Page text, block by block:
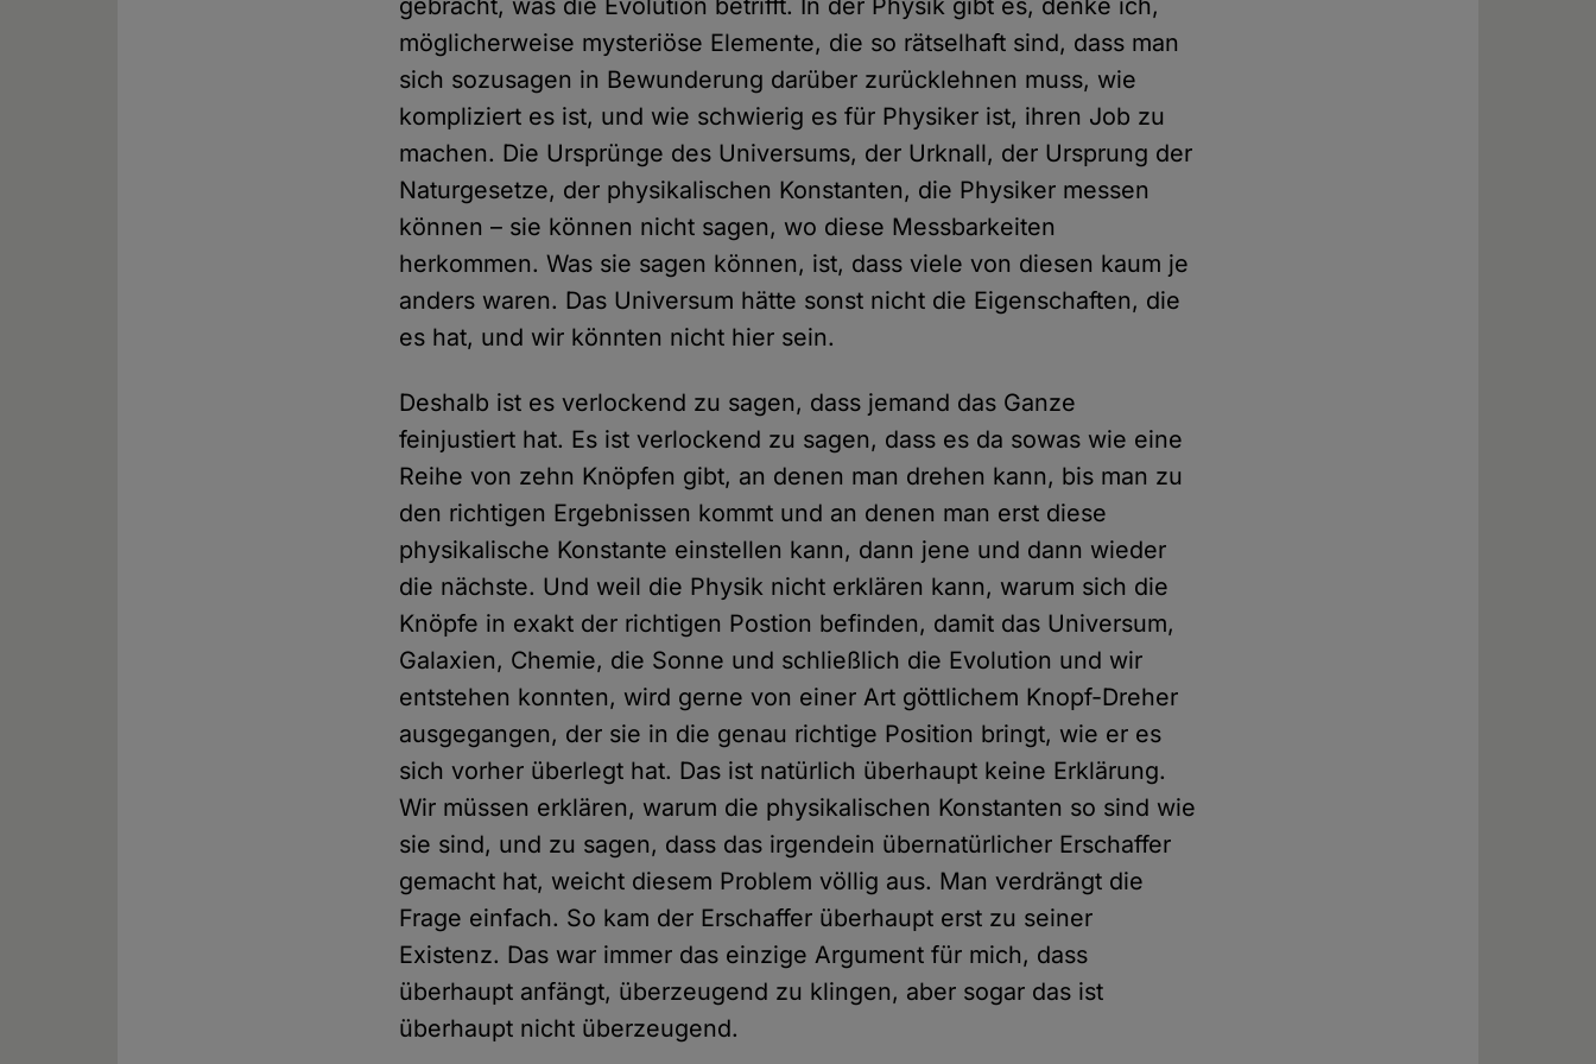
gebracht, was die Evolution betrifft. In der Physik gibt es, denke ich,
möglicherweise mysteriöse Elemente, die so rätselhaft sind, dass man
sich sozusagen in Bewunderung darüber zurücklehnen muss, wie
kompliziert es ist, und wie schwierig es für Physiker ist, ihren Job zu
machen. Die Ursprünge des Universums, der Urknall, der Ursprung der
Naturgesetze, der physikalischen Konstanten, die Physiker messen
können – sie können nicht sagen, wo diese Messbarkeiten
herkommen. Was sie sagen können, ist, dass viele von diesen kaum je
anders waren. Das Universum hätte sonst nicht die Eigenschaften, die
es hat, und wir könnten nicht hier sein.
Deshalb ist es verlockend zu sagen, dass jemand das Ganze
feinjustiert hat. Es ist verlockend zu sagen, dass es da sowas wie eine
Reihe von zehn Knöpfen gibt, an denen man drehen kann, bis man zu
den richtigen Ergebnissen kommt und an denen man erst diese
physikalische Konstante einstellen kann, dann jene und dann wieder
die nächste. Und weil die Physik nicht erklären kann, warum sich die
Knöpfe in exakt der richtigen Postion befinden, damit das Universum,
Galaxien, Chemie, die Sonne und schließlich die Evolution und wir
entstehen konnten, wird gerne von einer Art göttlichem Knopf-Dreher
ausgegangen, der sie in die genau richtige Position bringt, wie er es
sich vorher überlegt hat. Das ist natürlich überhaupt keine Erklärung.
Wir müssen erklären, warum die physikalischen Konstanten so sind wie
sie sind, und zu sagen, dass das irgendein übernatürlicher Erschaffer
gemacht hat, weicht diesem Problem völlig aus. Man verdrängt die
Frage einfach. So kam der Erschaffer überhaupt erst zu seiner
Existenz. Das war immer das einzige Argument für mich, dass
überhaupt anfängt, überzeugend zu klingen, aber sogar das ist
überhaupt nicht überzeugend.